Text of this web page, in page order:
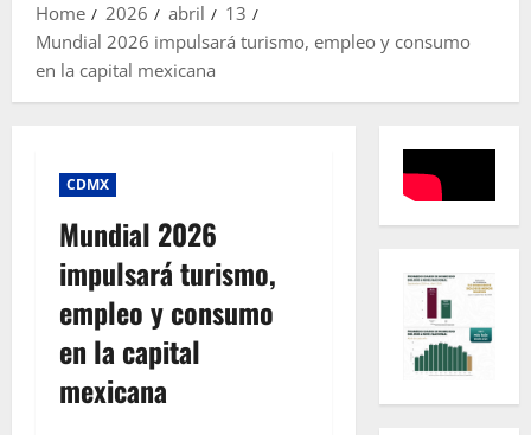
Home 2026 abril
13
Mundial 2026 impulsará turismo, empleo y consumo
en la capital mexicana
CDMX
Mundial 2026
impulsará turismo,
empleo y consumo
en la capital
mexicana